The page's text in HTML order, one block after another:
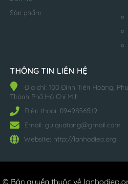
Sản phẩm
THÔNG TIN LIÊN HỆ
Địa chỉ: 100 Đinh Tiên Hoàng,
Thành Phố Hồ Chí Mih
Điện thoại: 0949856519
Email: guiquatang@gmail.com
Website: http://lanhodiep.org
© Bản quyền thuộc về